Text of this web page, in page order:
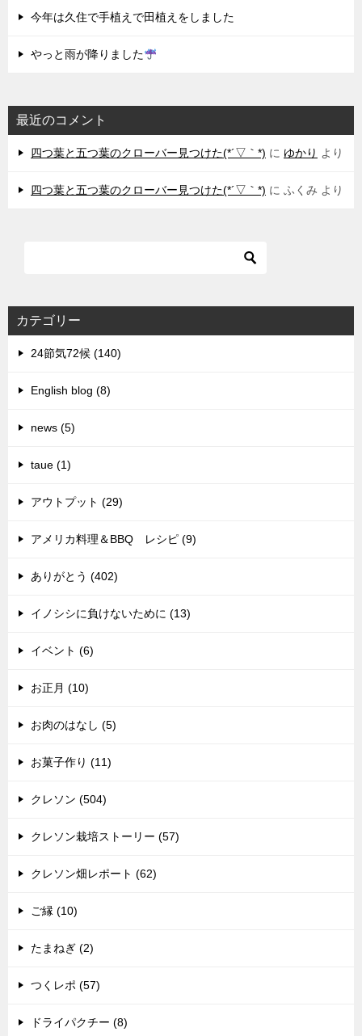
今年は久住で手植えで田植えをしました
やっと雨が降りました
最近のコメント
四つ葉と五つ葉のクローバー見つけた(*´▽｀*) に ゆかり より
四つ葉と五つ葉のクローバー見つけた(*´▽｀*) に ふくみ より
カテゴリー
24節気72候 (140)
English blog (8)
news (5)
taue (1)
アウトプット (29)
アメリカ料理＆BBQ レシピ (9)
ありがとう (402)
イノシシに負けないために (13)
イベント (6)
お正月 (10)
お肉のはなし (5)
お菓子作り (11)
クレソン (504)
クレソン栽培ストーリー (57)
クレソン畑レポート (62)
ご縁 (10)
たまねぎ (2)
つくレポ (57)
ドライパクチー (8)